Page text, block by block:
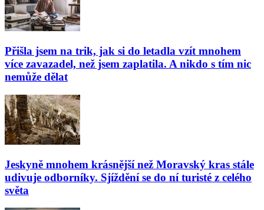
Přišla jsem na trik, jak si do letadla vzít mnohem
více zavazadel, než jsem zaplatila. A nikdo s tím nic
nemůže dělat
Jeskyně mnohem krásnější než Moravský kras stále
udivuje odborníky. Sjíždění se do ní turisté z celého
světa